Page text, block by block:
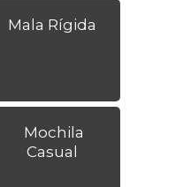
Mala Rígida
Mochila
Casual